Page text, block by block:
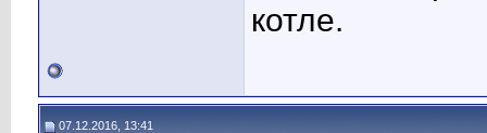
котле.
07.12.2016, 13:41